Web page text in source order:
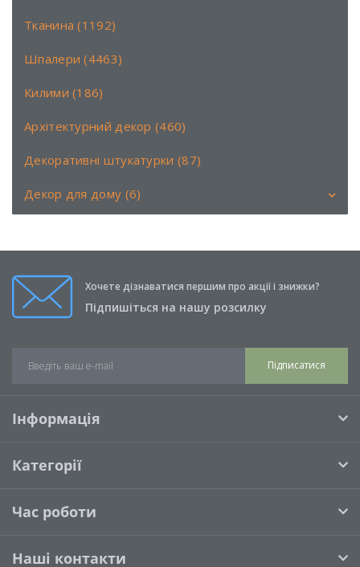
Тканина (1192)
Шпалери (4463)
Килими (186)
Архітектурний декор (460)
Декоративні штукатурки (87)
Декор для дому (6)
Свічки (0)Хочете дізнаватися першим про акції і знижки?
Підпишіться на нашу розсилку
Підписатися
Інформація
Категорії
Час роботи
Наші контакти